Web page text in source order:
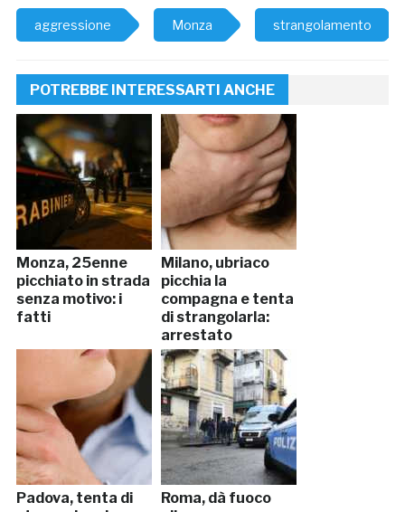
aggressione Monza strangolamento
POTREBBE INTERESSARTI ANCHE
Monza, 25enne
picchiato in strada
senza motivo: i
fatti
Milano, ubriaco
picchia la
compagna e tenta
di strangolarla:
arrestato
Padova, tenta di
Roma, dà fuoco